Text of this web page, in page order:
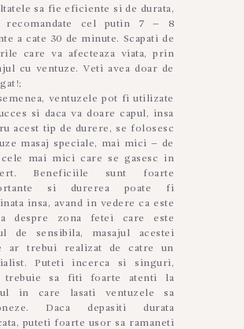
sa fie eficiente si de durata,
recomandate cel putin 7 – 8
a cate 30 de minute. Scapati de
care va afecteaza viata, prin
cu ventuze. Veti avea doar de
ventuzele pot fi utilizate
si daca va doare capul, insa
acest tip de durere, se folosesc
masaj speciale, mai mici – de
cele mai mici care se gasesc in
Beneficiile sunt foarte
si durerea poate fi
insa, avand in vedere ca este
despre zona fetei care este
de sensibila, masajul acestei
ar trebui realizat de catre un
Puteti incerca si singuri,
trebuie sa fiti foarte atenti la
in care lasati ventuzele sa
Daca depasiti durata
puteti foarte usor sa ramaneti